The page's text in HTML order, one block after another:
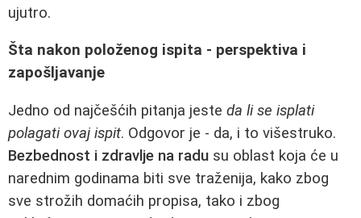
ujutro.
Šta nakon položenog ispita - perspektiva i
zapošljavanje
Jedno od najčešćih pitanja jeste da li se isplati
polagati ovaj ispit. Odgovor je - da, i to višestruko.
Bezbednost i zdravlje na radu su oblast koja će u
narednim godinama biti sve traženija, kako zbog
sve strožih domaćih propisa, tako i zbog